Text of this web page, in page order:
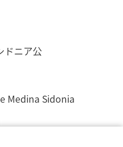
ドニア公
Medina Sidonia